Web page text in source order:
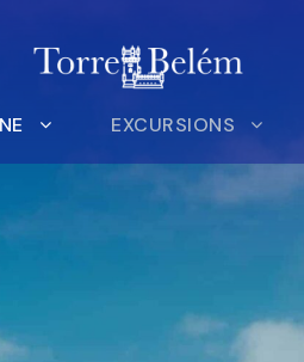
EXCURSIONS